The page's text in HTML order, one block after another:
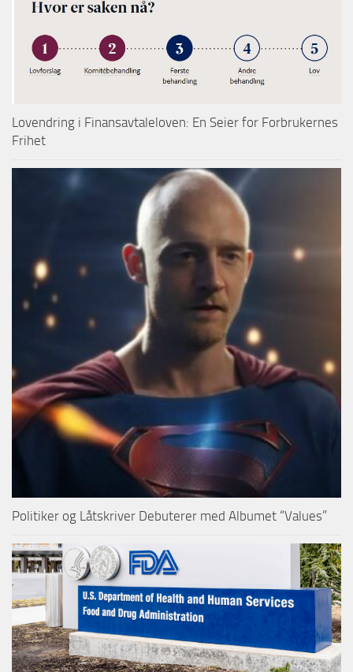
Lovendring i Finansavtaleloven: En Seier for Forbrukernes
Frihet
Politiker og Låtskriver Debuterer med Albumet “Values”